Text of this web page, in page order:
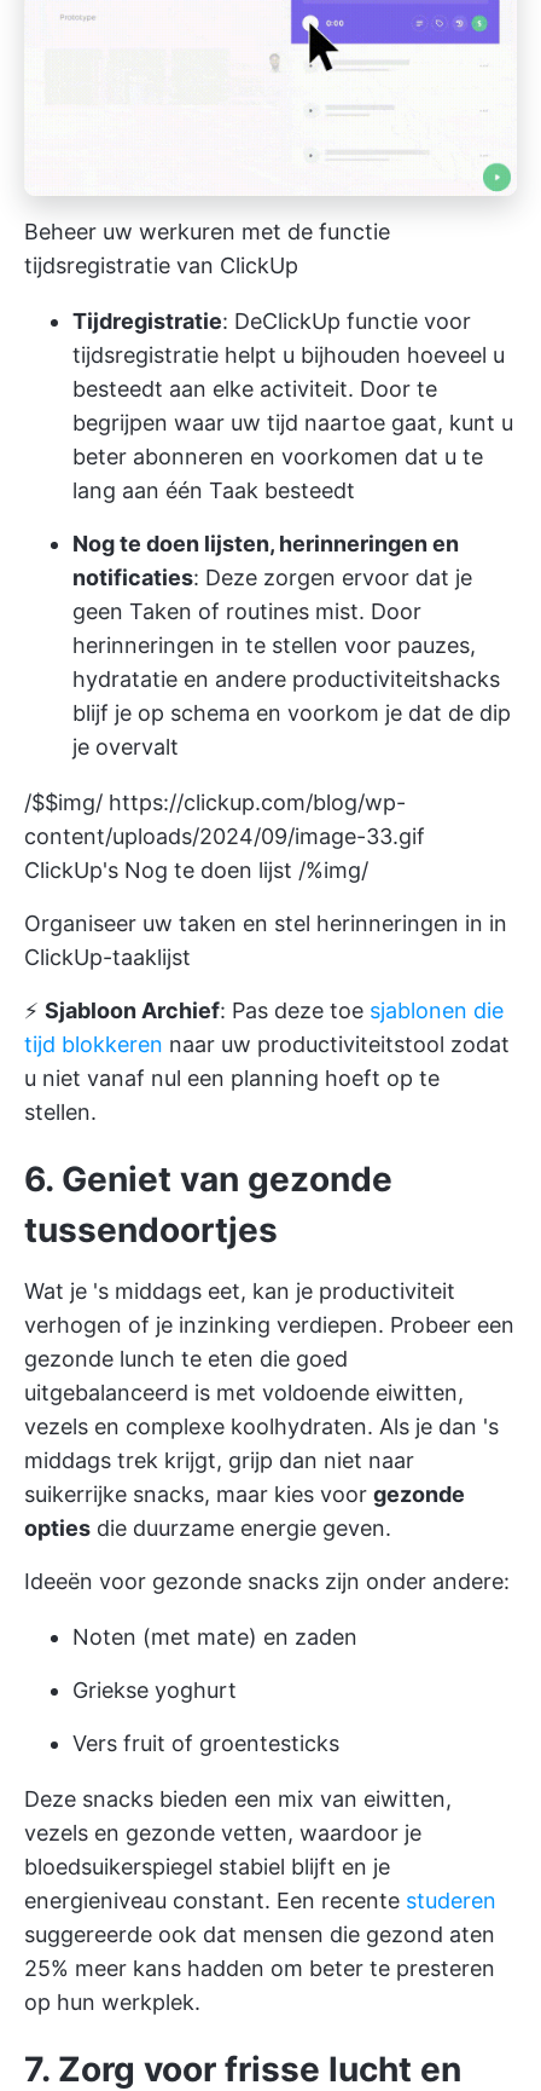
Beheer uw werkuren met de functie
tijdsregistratie van ClickUp
Tijdregistratie: DeClickUp functie voor
tijdsregistratie helpt u bijhouden hoeveel u
besteedt aan elke activiteit. Door te
begrijpen waar uw tijd naartoe gaat, kunt u
beter abonneren en voorkomen dat u te
lang aan één Taak besteedt
Nog te doen lijsten, herinneringen en
notificaties: Deze zorgen ervoor dat je
geen Taken of routines mist. Door
herinneringen in te stellen voor pauzes,
hydratatie en andere productiviteitshacks
blijf je op schema en voorkom je dat de dip
je overvalt
/$$img/ https://clickup.com/blog/wp-
content/uploads/2024/09/image-33.gif
ClickUp's Nog te doen lijst /%img/
Organiseer uw taken en stel herinneringen in in
ClickUp-taaklijst
⚡️ Sjabloon Archief: Pas deze toe sjablonen die
tijd blokkeren naar uw productiviteitstool zodat
u niet vanaf nul een planning hoeft op te
stellen.
6. Geniet van gezonde
tussendoortjes
Wat je 's middags eet, kan je productiviteit
verhogen of je inzinking verdiepen. Probeer een
gezonde lunch te eten die goed
uitgebalanceerd is met voldoende eiwitten,
vezels en complexe koolhydraten. Als je dan 's
middags trek krijgt, grijp dan niet naar
suikerrijke snacks, maar kies voor gezonde
opties die duurzame energie geven.
Ideeën voor gezonde snacks zijn onder andere:
Noten (met mate) en zaden
Griekse yoghurt
Vers fruit of groentesticks
Deze snacks bieden een mix van eiwitten,
vezels en gezonde vetten, waardoor je
bloedsuikerspiegel stabiel blijft en je
energieniveau constant. Een recente studeren
suggereerde ook dat mensen die gezond aten
25% meer kans hadden om beter te presteren
op hun werkplek.
7. Zorg voor frisse lucht en